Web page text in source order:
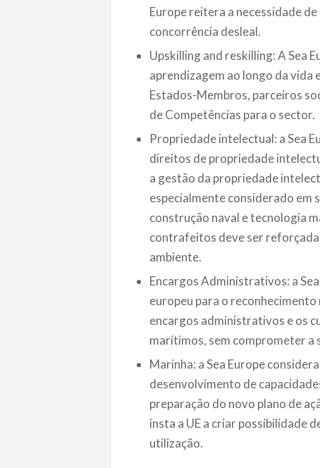
Europe reitera a necessidade
concorrência desleal.
Upskilling and reskilling: A Sea
aprendizagem ao longo da vida
Estados-Membros, parceiros
de Competências para o sector.
Propriedade intelectual: a Sea
direitos de propriedade
a gestão da propriedade
especialmente considerado em
construção naval e tecnologia
contrafeitos deve ser reforçada
ambiente.
Encargos Administrativos: a
europeu para o
encargos administrativos e os
marítimos, sem comprometer a
Marinha: a Sea Europe
desenvolvimento de
preparação do novo plano de
insta a UE a criar possibilidade
utilização.